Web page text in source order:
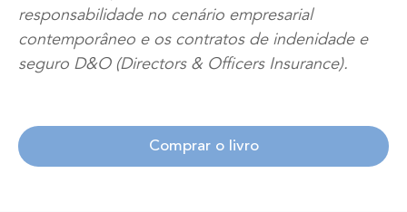
responsabilidade no cenário empresarial
contemporâneo e os contratos de indenidade e
seguro D&O (Directors & Officers Insurance).
Comprar o livro